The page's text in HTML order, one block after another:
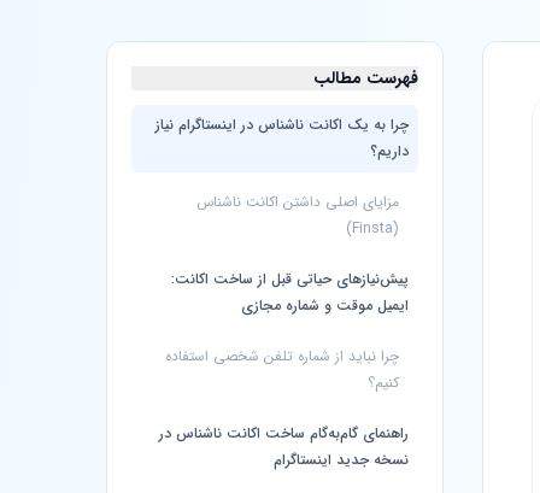
فهرست مطالب
چرا به یک اکانت ناشناس در اینستاگرام نیاز
داریم؟
مزایای اصلی داشتن اکانت ناشناس
(Finsta)
پیش‌نیازهای حیاتی قبل از ساخت اکانت:
ایمیل موقت و شماره مجازی
چرا نباید از شماره تلفن شخصی استفاده
کنیم؟
راهنمای گام‌به‌گام ساخت اکانت ناشناس در
نسخه جدید اینستاگرام